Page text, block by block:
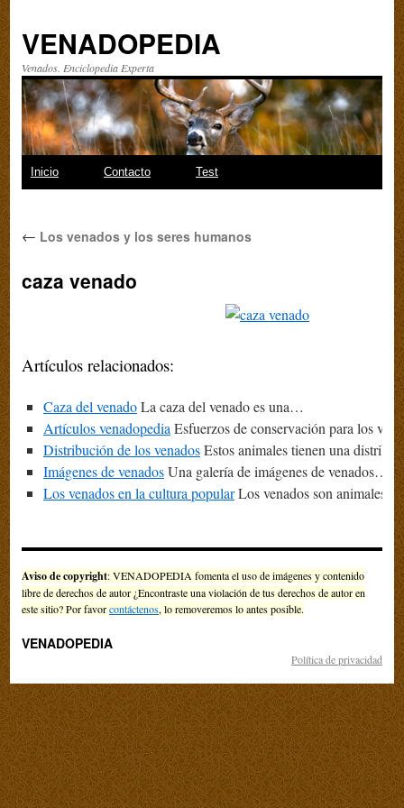
VENADOPEDIA
Venados. Enciclopedia Experta
Saltar
contenido
Inicio Contacto Test
← Los venados y los seres humanos
caza venado
Artículos relacionados:
Caza del venadoLa caza del venado es una…
Artículos venadopediaEsfuerzos de conservación para los
Distribución de los venadosEstos animales tienen una
Imágenes de venadosUna galería de imágenes de venados…
Los venados en la cultura popularLos venados son animales
Aviso de copyright: VENADOPEDIA fomenta el uso de imágenes y contenido
libre de derechos de autor ¿Encontraste una violación de tus derechos de autor en
este sitio? Por favorcontáctenos, lo removeremos lo antes posible.
VENADOPEDIA
Política de privacidad